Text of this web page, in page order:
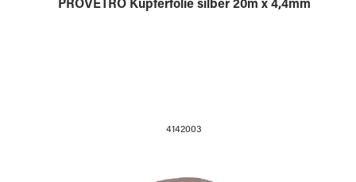
PROVETRO Kupferfolie silber 20m x 4,4mm
4142003